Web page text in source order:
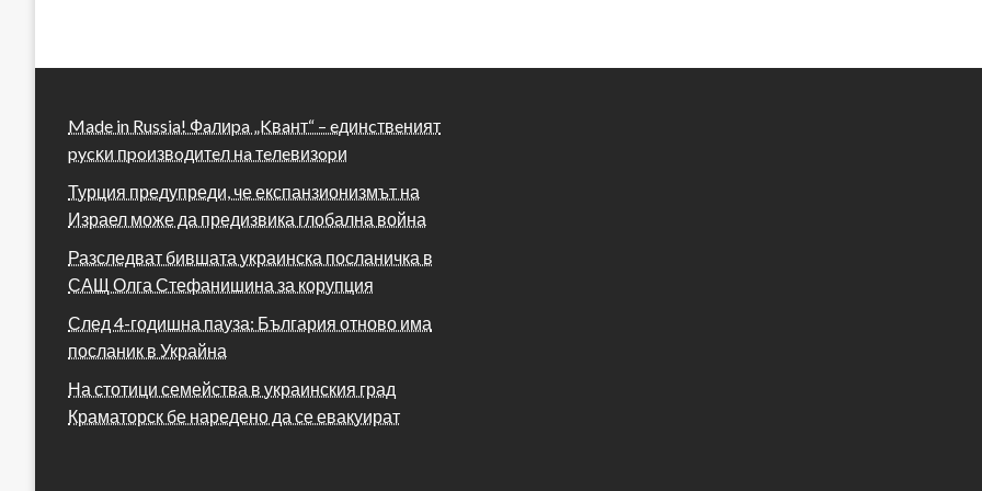
Made in Russia! Фaлиpa „Kвaнт“ – eдинcтвeният
pycĸи пpoизвoдитeл нa тeлeвизopи
Турция предупреди, че експанзионизмът на
Израел може да предизвика глобална война
Разследват бившата украинска посланичка в
САЩ Олга Стефанишина за корупция
След 4-годишна пауза: България отново има
посланик в Украйна
На стотици семейства в украинския град
Краматорск бе наредено да се евакуират